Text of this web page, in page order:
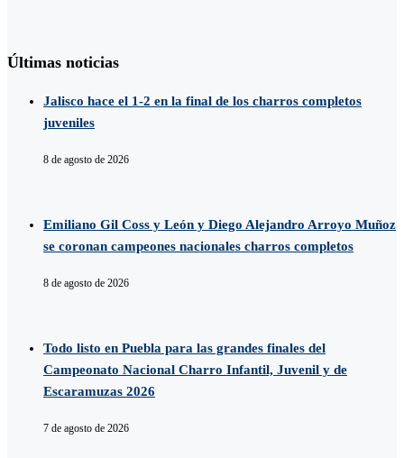
Últimas noticias
Jalisco hace el 1-2 en la final de los charros completos
juveniles
8 de agosto de 2026
Emiliano Gil Coss y León y Diego Alejandro Arroyo Muñoz
se coronan campeones nacionales charros completos
8 de agosto de 2026
Todo listo en Puebla para las grandes finales del
Campeonato Nacional Charro Infantil, Juvenil y de
Escaramuzas 2026
7 de agosto de 2026